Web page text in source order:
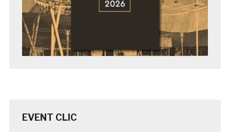
EVENT CLIC